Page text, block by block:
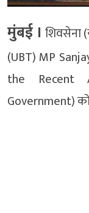
मुंबई । शिवसेना
(UBT) MP
the Recent
Government) को